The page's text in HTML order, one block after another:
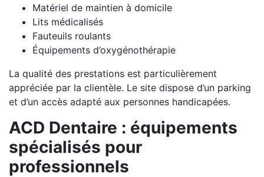
Matériel de maintien à domicile
Lits médicalisés
Fauteuils roulants
Équipements d’oxygénothérapie
La qualité des prestations est particulièrement
appréciée par la clientèle. Le site dispose d’un parking
et d’un accès adapté aux personnes handicapées.
ACD Dentaire : équipements
spécialisés pour
professionnels